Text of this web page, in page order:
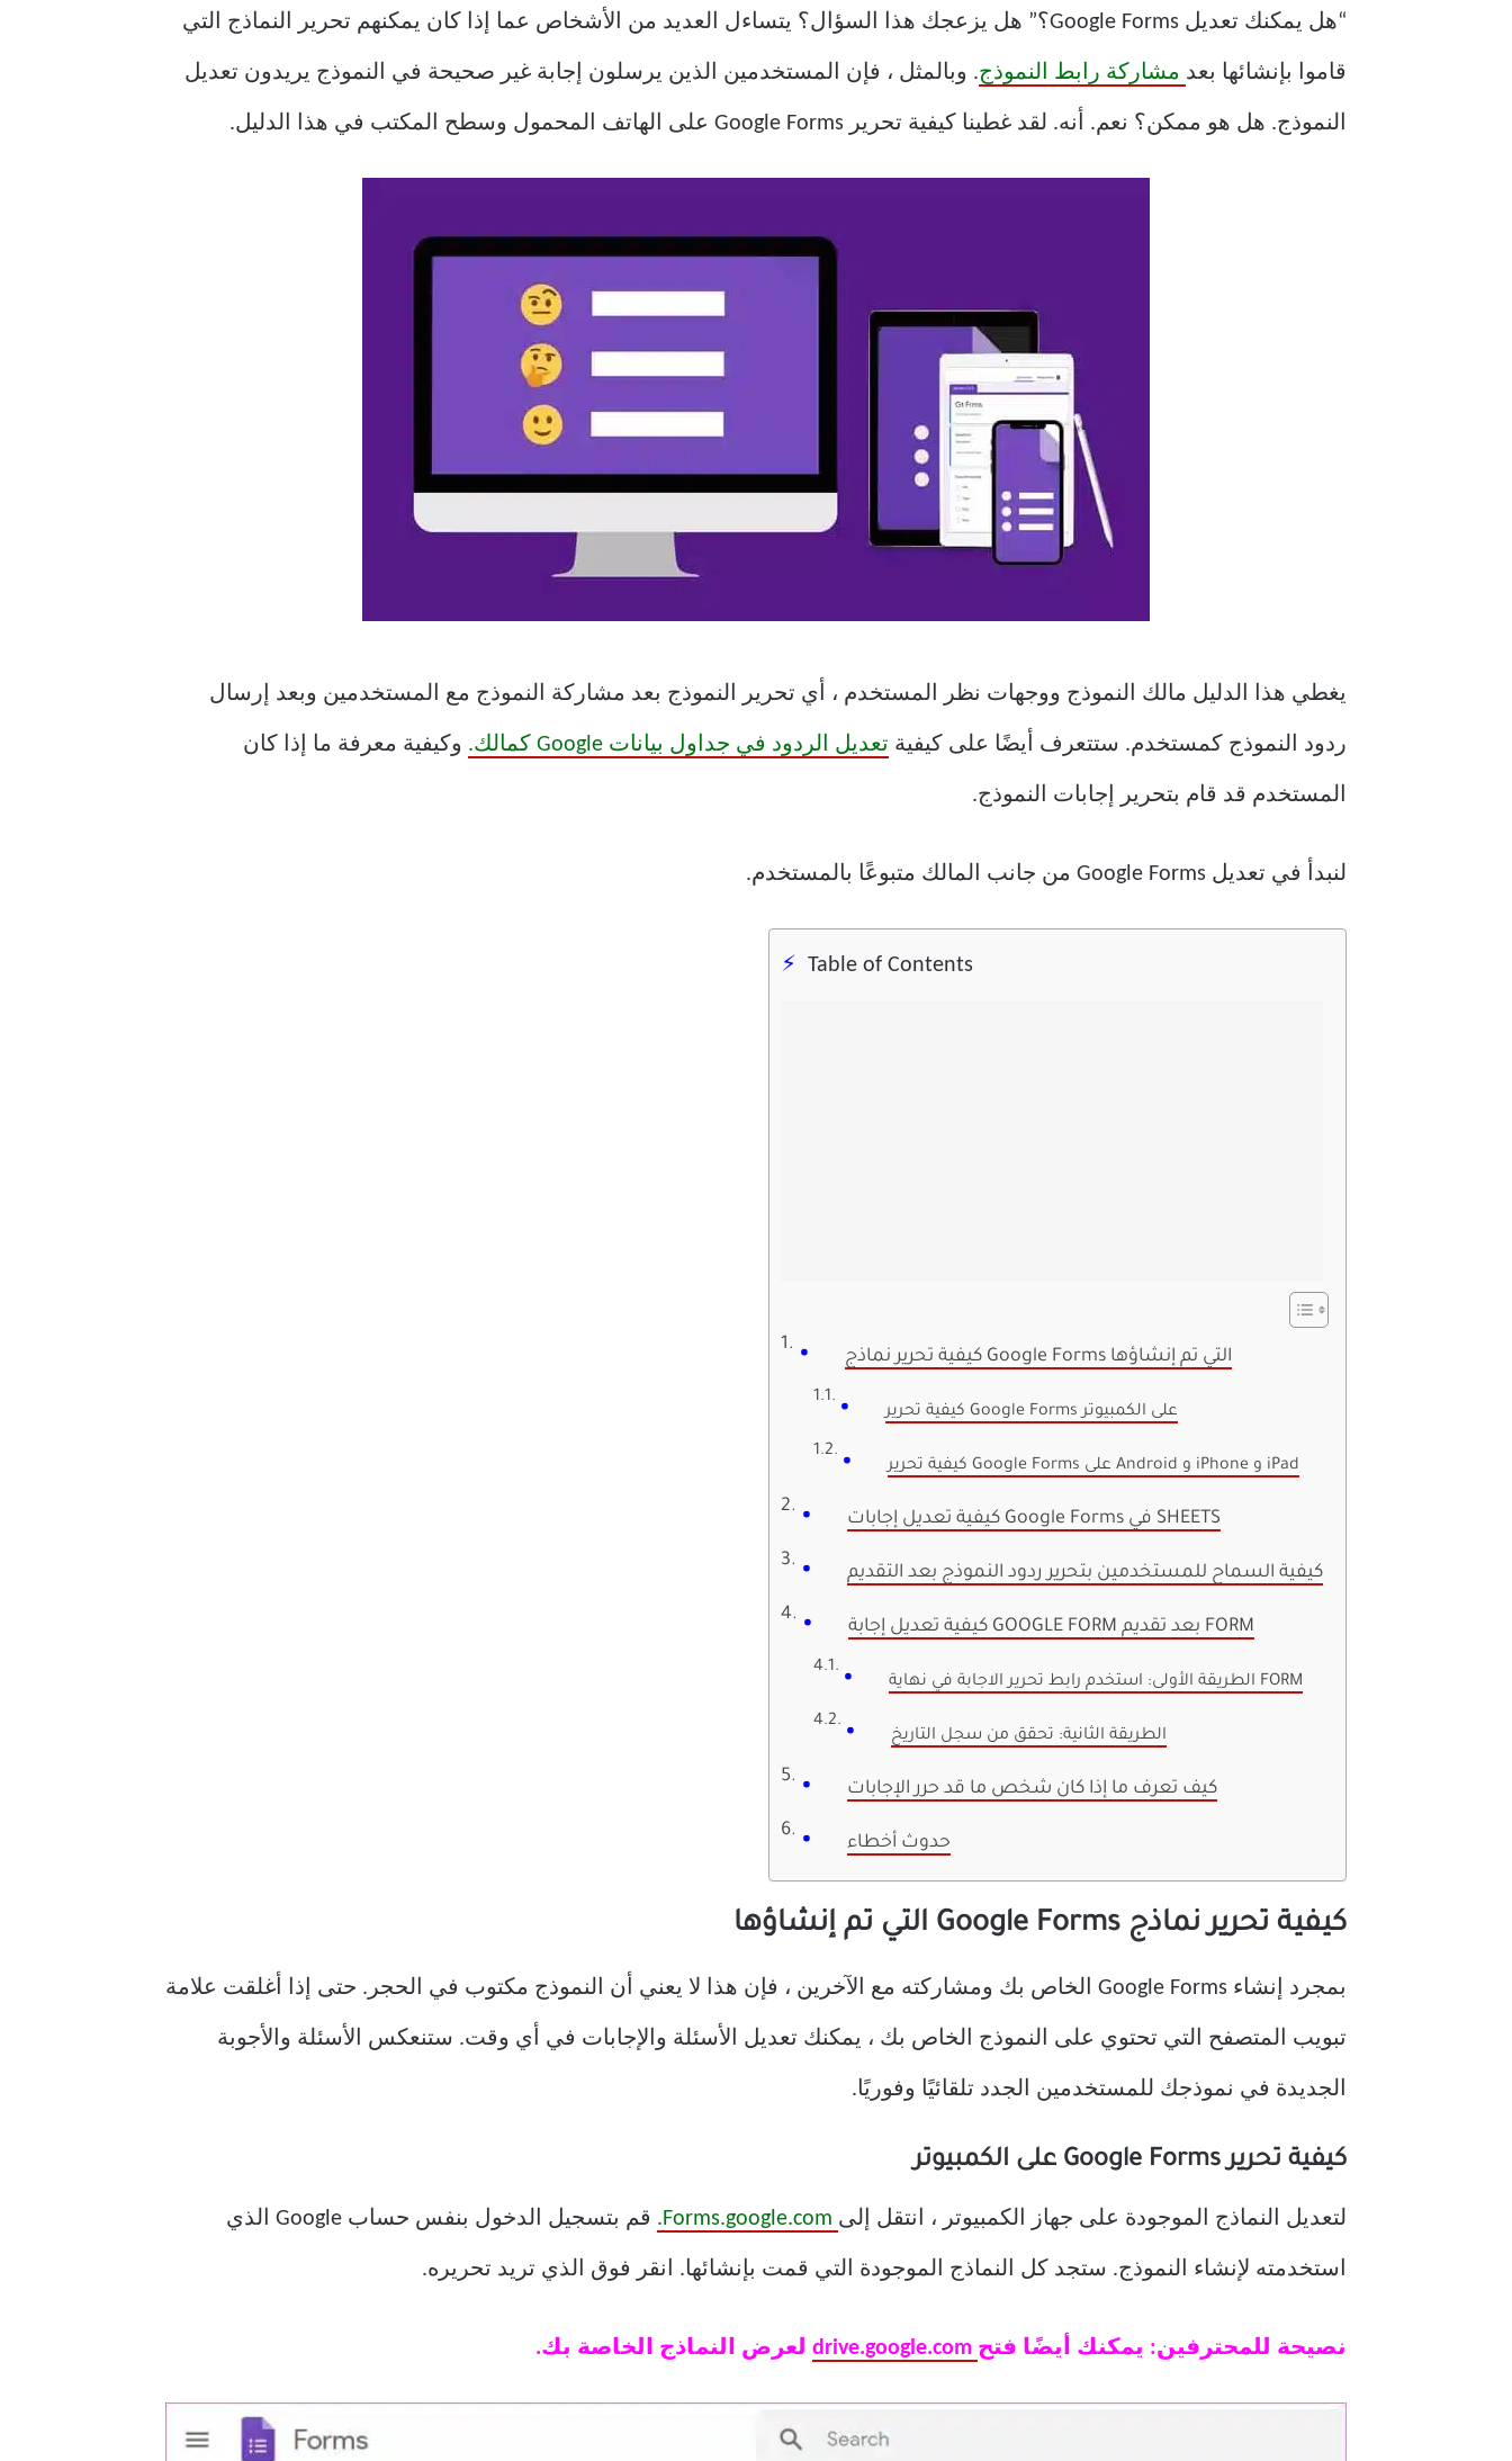
“هل يمكنك تعديل Google Forms؟” هل يزعجك هذا السؤال؟ يتساءل العديد من الأشخاص عما إذا كان يمكنهم تحرير النماذج التي
قاموا بإنشائها بعد مشاركة رابط النموذج. وبالمثل ، فإن المستخدمين الذين يرسلون إجابة غير صحيحة في النموذج يريدون تعديل
النموذج. هل هو ممكن؟ نعم. أنه. لقد غطينا كيفية تحرير Google Forms على الهاتف المحمول وسطح المكتب في هذا الدليل.
يغطي هذا الدليل مالك النموذج ووجهات نظر المستخدم ، أي تحرير النموذج بعد مشاركة النموذج مع المستخدمين وبعد إرسال
ردود النموذج كمستخدم. ستتعرف أيضًا على كيفية تعديل الردود في جداول بيانات Google كمالك. وكيفية معرفة ما إذا كان
المستخدم قد قام بتحرير إجابات النموذج.
لنبدأ في تعديل Google Forms من جانب المالك متبوعًا بالمستخدم.
Table of Contents
كيفية تحرير نماذج Google Forms التي تم إنشاؤها
كيفية تحرير Google Forms على الكمبيوتر
كيفية تحرير Google Forms على Android و iPhone و iPad
كيفية تعديل إجابات Google Forms في SHEETS
كيفية السماح للمستخدمين بتحرير ردود النموذج بعد التقديم
كيفية تعديل إجابة GOOGLE FORM بعد تقديم FORM
الطريقة الأولى: استخدم رابط تحرير الاجابة في نهاية FORM
الطريقة الثانية: تحقق من سجل التاريخ
كيف تعرف ما إذا كان شخص ما قد حرر الإجابات
حدوث أخطاء
كيفية تحرير نماذج Google Forms التي تم إنشاؤها
بمجرد إنشاء Google Forms الخاص بك ومشاركته مع الآخرين ، فإن هذا لا يعني أن النموذج مكتوب في الحجر. حتى إذا أغلقت علامة
تبويب المتصفح التي تحتوي على النموذج الخاص بك ، يمكنك تعديل الأسئلة والإجابات في أي وقت. ستنعكس الأسئلة والأجوبة
الجديدة في نموذجك للمستخدمين الجدد تلقائيًا وفوريًا.
كيفية تحرير Google Forms على الكمبيوتر
لتعديل النماذج الموجودة على جهاز الكمبيوتر ، انتقل إلى قم بتسجيل الدخول بنفس حساب Google الذي
استخدمته لإنشاء النموذج. ستجد كل النماذج الموجودة التي قمت بإنشائها. انقر فوق الذي تريد تحريره.
نصيحة للمحترفين: يمكنك أيضًا فتح لعرض النماذج الخاصة بك.